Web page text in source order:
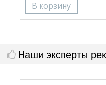
Наши эксперты